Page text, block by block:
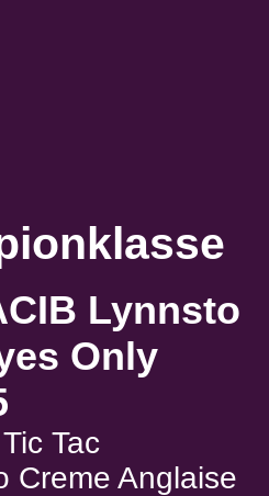
Lynnsto
Only
Tac
Creme Anglaise